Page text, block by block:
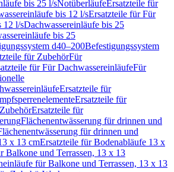
bis 25 l/sNotüberläufeErsatzteile für
bis 12 l/sErsatzteile für Für
12 l/sDachwassereinläufe bis 25
bis 25
d40–200Befestigungssystem
für ZubehörFür
für Für DachwassereinläufeFür
Ersatzteile für
Ersatzteile für
ZubehörErsatzteile für
Flächenentwässerung für drinnen und
für drinnen und
x 13 cmErsatzteile für Bodenabläufe 13 x
Balkone und Terrassen, 13 x 13
für Balkone und Terrassen, 13 x 13